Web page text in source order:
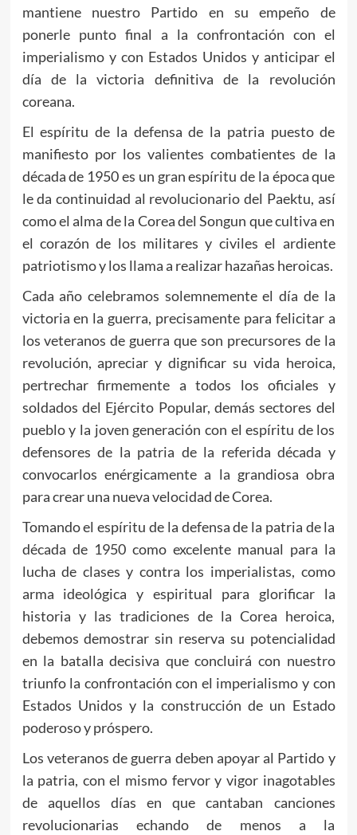
mantiene nuestro Partido en su empeño de
ponerle punto final a la confrontación con el
imperialismo y con Estados Unidos y anticipar el
día de la victoria definitiva de la revolución
coreana.
El espíritu de la defensa de la patria puesto de
manifiesto por los valientes combatientes de la
década de 1950 es un gran espíritu de la época que
le da continuidad al revolucionario del Paektu, así
como el alma de la Corea del Songun que cultiva en
el corazón de los militares y civiles el ardiente
patriotismo y los llama a realizar hazañas heroicas.
Cada año celebramos solemnemente el día de la
victoria en la guerra, precisamente para felicitar a
los veteranos de guerra que son precursores de la
revolución, apreciar y dignificar su vida heroica,
pertrechar firmemente a todos los oficiales y
soldados del Ejército Popular, demás sectores del
pueblo y la joven generación con el espíritu de los
defensores de la patria de la referida década y
convocarlos enérgicamente a la grandiosa obra
para crear una nueva velocidad de Corea.
Tomando el espíritu de la defensa de la patria de la
década de 1950 como excelente manual para la
lucha de clases y contra los imperialistas, como
arma ideológica y espiritual para glorificar la
historia y las tradiciones de la Corea heroica,
debemos demostrar sin reserva su potencialidad
en la batalla decisiva que concluirá con nuestro
triunfo la confrontación con el imperialismo y con
Estados Unidos y la construcción de un Estado
poderoso y próspero.
Los veteranos de guerra deben apoyar al Partido y
la patria, con el mismo fervor y vigor inagotables
de aquellos días en que cantaban canciones
revolucionarias echando de menos a la